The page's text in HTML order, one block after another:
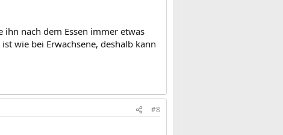
ihn nach dem Essen immer etwas
wie bei Erwachsene, deshalb kann
#8